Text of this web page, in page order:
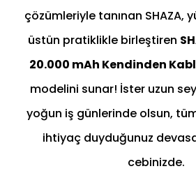
çözümleriyle tanınan SHAZA,
üstün pratiklikle birleştiren
20.000 mAh Kendinden
modelini sunar! İster uzun
yoğun iş günlerinde olsun,
ihtiyaç duyduğunuz
cebinizde.